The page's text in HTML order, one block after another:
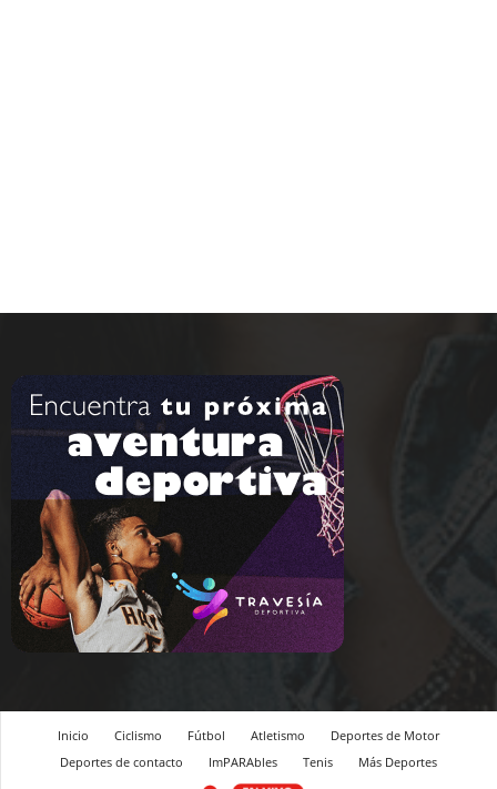
Inicio Ciclismo Fútbol Atletismo
Deportes de Motor
Deportes de contacto
ImPARAbles Tenis Más Deportes